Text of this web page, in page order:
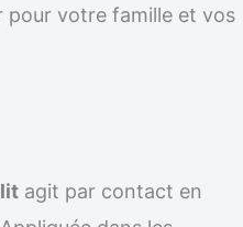
votre famille et vos
agit par contact en